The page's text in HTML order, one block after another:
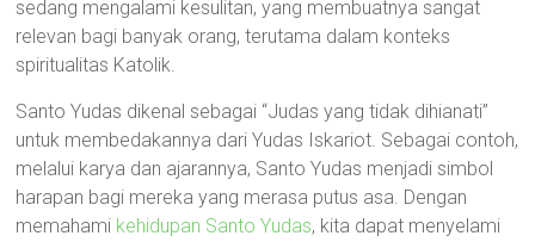
sedang mengalami kesulitan, yang membuatnya sangat
relevan bagi banyak orang, terutama dalam konteks
spiritualitas Katolik.
Santo Yudas dikenal sebagai “Judas yang tidak dihianati”
untuk membedakannya dari Yudas Iskariot. Sebagai contoh,
melalui karya dan ajarannya, Santo Yudas menjadi simbol
harapan bagi mereka yang merasa putus asa. Dengan
memahami kehidupan Santo Yudas, kita dapat menyelami